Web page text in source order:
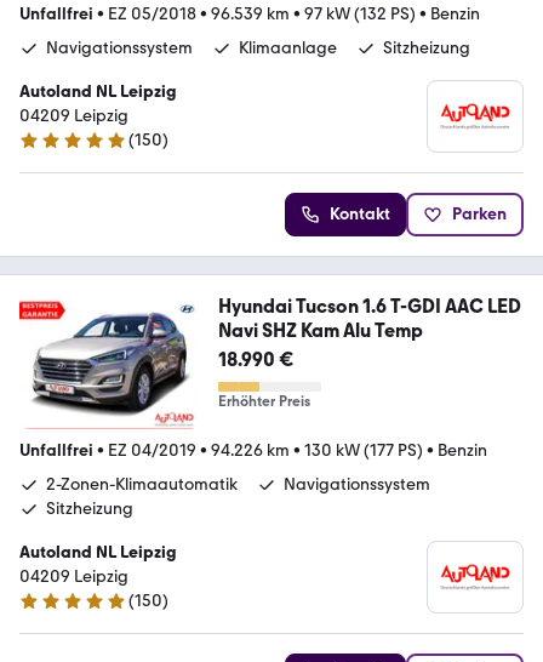
Unfallfrei • EZ 05/2018• 96.539 km • 97 kW (132 PS) • Benzin
Navigationssystem
Klimaanlage Sitzheizung
Autoland NL Leipzig
04209 Leipzig
4.8 Sterne
(150)
Kontakt Parken
Hyundai Tucson 1.6 T-GDI AAC LED
Navi SHZ Kam Alu Temp
18.990 €
Erhöhter Preis
Unfallfrei • EZ 04/2019 • 94.226 km • 130 kW (177 PS) • Benzin
2-Zonen-Klimaautomatik
Navigationssystem
Sitzheizung
Autoland NL Leipzig
04209 Leipzig
4.8 Sterne
(150)